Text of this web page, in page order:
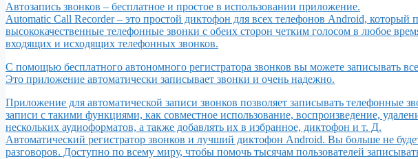
Автозапись звонков – бесплатное и простое в использовании приложение.
Automatic Call Recorder – это простой диктофон для всех телефонов Android, который
высококачественные телефонные звонки с обеих сторон четким голосом в любое
входящих и исходящих телефонных звонков.
С помощью бесплатного автономного регистратора звонков вы можете записывать
Это приложение автоматически записывает звонки и очень надежно.
Приложение для автоматической записи звонков позволяет записывать телефонные
записи с такими функциями, как совместное использование, воспроизведение,
нескольких аудиоформатов, а также добавлять их в избранное, диктофон и т. Д.
Автоматический регистратор звонков и лучший диктофон Android. Вы больше не
разговоров. Доступно по всему миру, чтобы помочь тысячам пользователей